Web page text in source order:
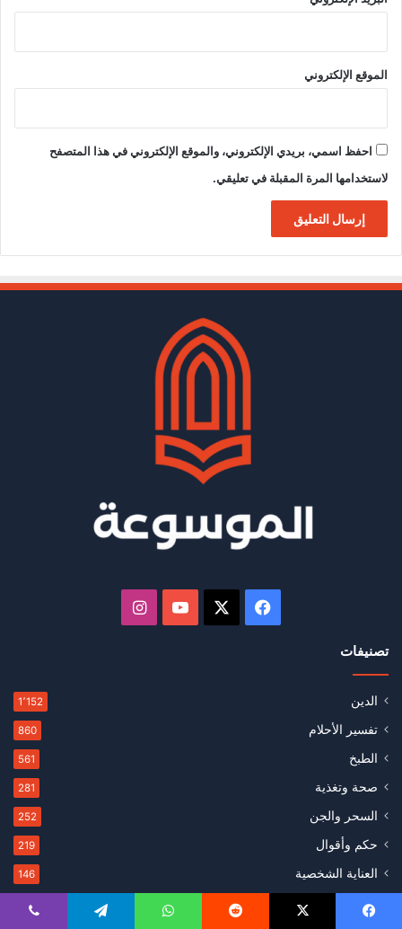
الموقع الإلكتروني
احفظ اسمي، بريدي الإلكتروني، والموقع الإلكتروني في هذا المتصفح
لاستخدامها المرة المقبلة في تعليقي.
فيسبوك ‫YouTube
تصنيفات
الدين 1٬152
تفسير الأحلام 860
الطبخ 561
صحة وتغذية 281
السحر والجن 252
حكم وأقوال 219
العناية الشخصية 146
الشخصيات التاريخية 141